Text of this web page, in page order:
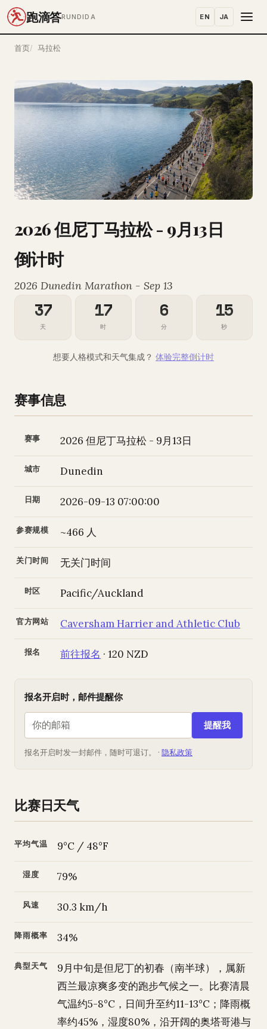
跑滴答RUNDIDA EN JA
首页 马拉松
2026 但尼丁马拉松 - 9月13日
倒计时
2026 Dunedin Marathon - Sep 13
37
天
17
时
6
分
14
秒
想要人格模式和天气集成？ 体验完整倒计时
赛事信息
赛事 2026 但尼丁马拉松 - 9月13日
城市 Dunedin
日期 2026-09-13 07:00:00
参赛规模 ~466 人
关门时间 无关门时间
时区 Pacific/Auckland
官方网站 Caversham Harrier and Athletic Club
报名 前往报名 · 120 NZD
报名开启时，邮件提醒你
提醒我
报名开启时发一封邮件，随时可退订。 · 隐私政策
比赛日天气
平均气温 9°C / 48°F
湿度 79%
风速 30.3 km/h
降雨概率 34%
典型天气
9月中旬是但尼丁的初春（南半球），属新
西兰最凉爽多变的跑步气候之一。比赛清晨
气温约5-8°C，日间升至约11-13°C；降雨概
率约45%，湿度80%，沿开阔的奥塔哥港与